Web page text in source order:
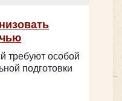
требуют особой
подготовки